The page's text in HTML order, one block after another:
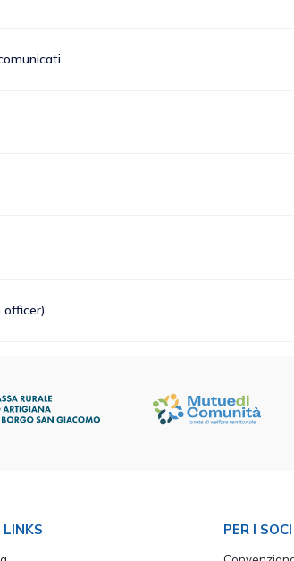
LINKS PER I SOCI